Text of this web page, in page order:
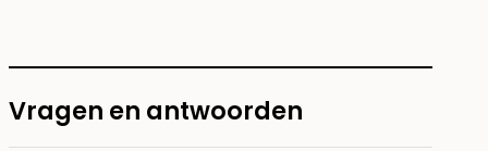
Vragen en antwoorden